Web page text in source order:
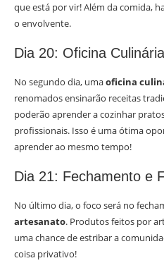
que está por vir! Além da comida,
o envolvente.
Dia 20: Oficina Culinária
No segundo dia, umaoficina
renomados ensinarão receitas
poderão aprender a cozinhar
profissionais. Isso é uma ótima
aprender ao mesmo tempo!
Dia 21: Fechamento e
No último dia, o foco será no
artesanato. Produtos feitos por
uma chance de estribar a
coisa privativo!